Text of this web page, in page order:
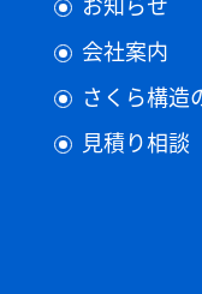
会社案内
さくら構造
見積り相談